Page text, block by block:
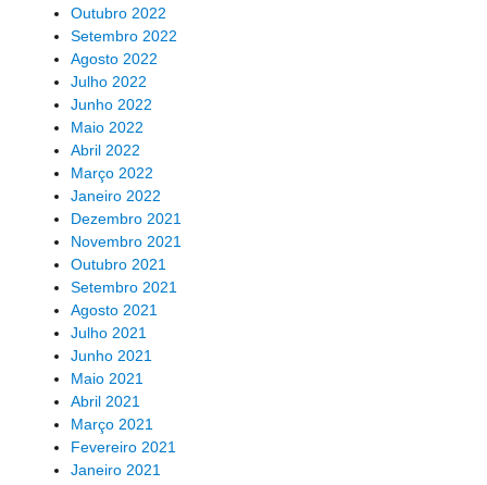
Outubro 2022
Setembro 2022
Agosto 2022
Julho 2022
Junho 2022
Maio 2022
Abril 2022
Março 2022
Janeiro 2022
Dezembro 2021
Novembro 2021
Outubro 2021
Setembro 2021
Agosto 2021
Julho 2021
Junho 2021
Maio 2021
Abril 2021
Março 2021
Fevereiro 2021
Janeiro 2021